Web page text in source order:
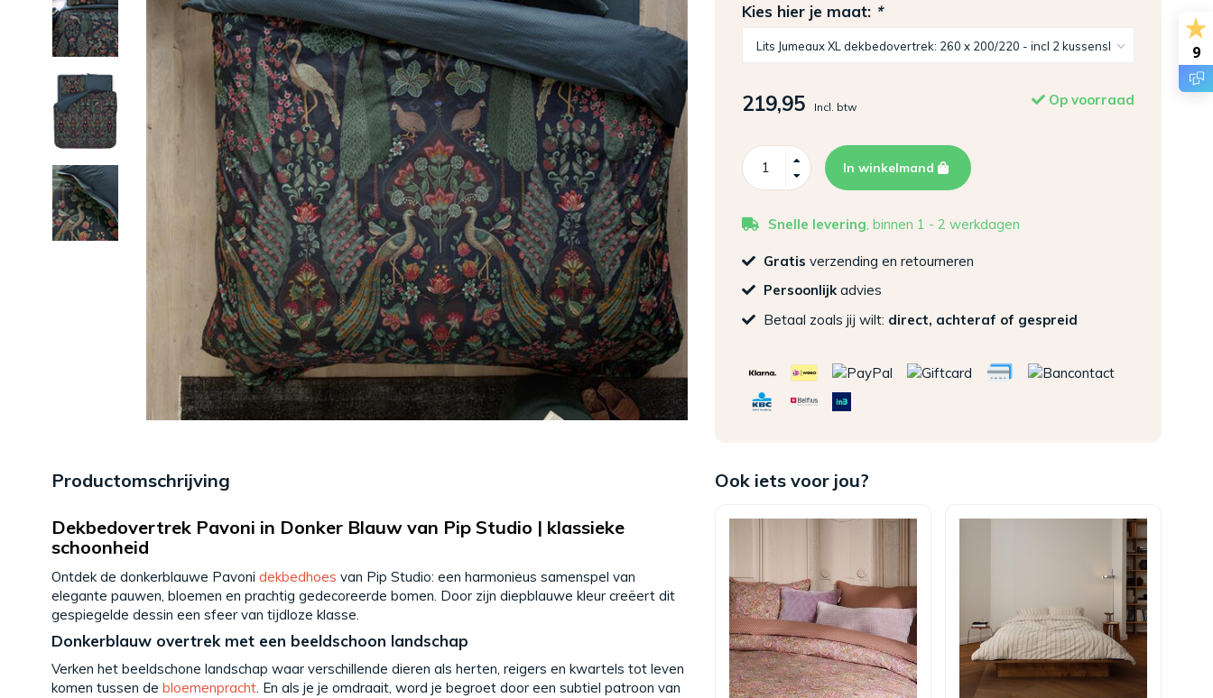
Kies hier je maat: *
219,95 Incl. btw Op voorraad
In winkelmand
Snelle levering , binnen 1 - 2 werkdagen
Gratis verzending en retourneren
Persoonlijkadvies
Betaal zoals jij wilt: direct, achteraf of gespreid
Productomschrijving
Dekbedovertrek Pavoni in Donker Blauw van Pip Studio | klassieke
schoonheid
Ontdek de donkerblauwe Pavoni dekbedhoes van Pip Studio: een harmonieus samenspel van
elegante pauwen, bloemen en prachtig gedecoreerde bomen. Door zijn diepblauwe kleur creëert dit
gespiegelde dessin een sfeer van tijdloze klasse.
Donkerblauw overtrek met een beeldschoon landschap
Verken het beeldschone landschap waar verschillende dieren als herten, reigers en kwartels tot leven
komen tussen de bloemenpracht. En als je je omdraait, word je begroet door een subtiel patroon van
Ook iets voor jou?
9